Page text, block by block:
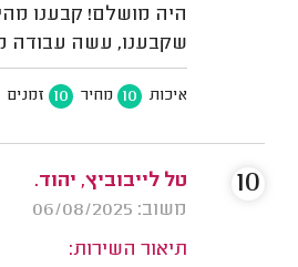
היה מושלם! קבענו
שקבענו, עשה עבודה
איכות 10 מחיר 10 זמנים
טל לייבוביץ, יהוד.
משוב: 06/08/2025
תיאור השירות:
10